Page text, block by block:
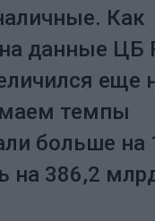
Как
данные ЦБ
еще
темпы
больше на
на 386,2